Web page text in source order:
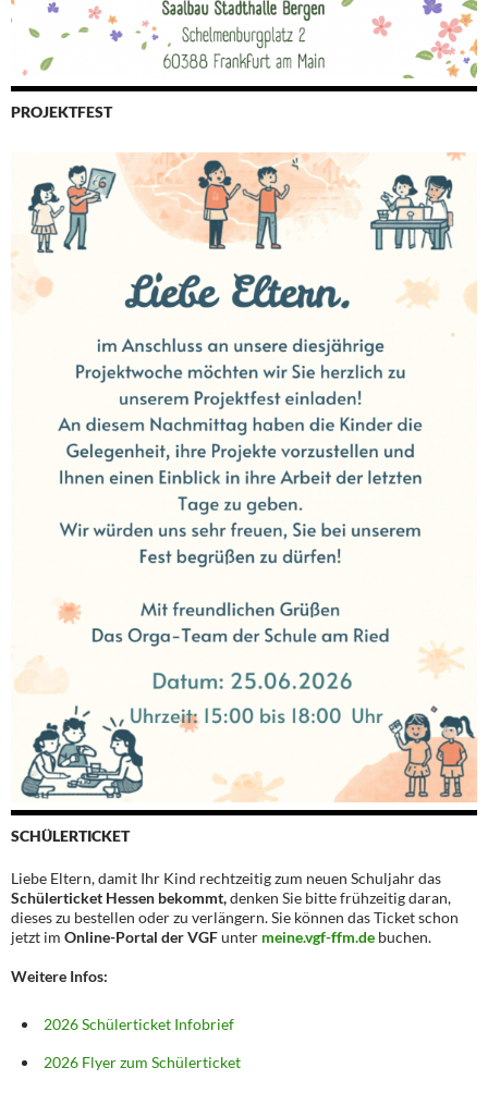
PROJEKTFEST
SCHÜLERTICKET
Liebe Eltern, damit Ihr Kind rechtzeitig zum neuen Schuljahr das
Schülerticket Hessen bekommt,denken Sie bitte frühzeitig daran,
dieses zu bestellen oder zu verlängern. Sie können das Ticket schon
jetzt im Online-Portal der VGFunter meine.vgf-ffm.de buchen.
Weitere Infos:
2026 Schülerticket Infobrief
2026 Flyer zum Schülerticket